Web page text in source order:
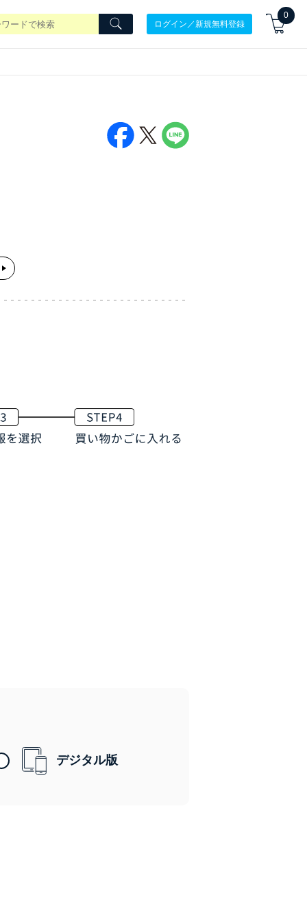
ログイン／新規無料登録
0
デジタル版